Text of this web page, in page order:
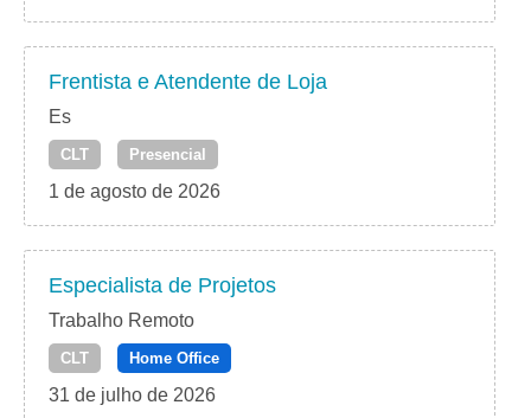
Frentista e Atendente de Loja
Es
CLT Presencial
1 de agosto de 2026
Especialista de Projetos
Trabalho Remoto
CLT Home Office
31 de julho de 2026